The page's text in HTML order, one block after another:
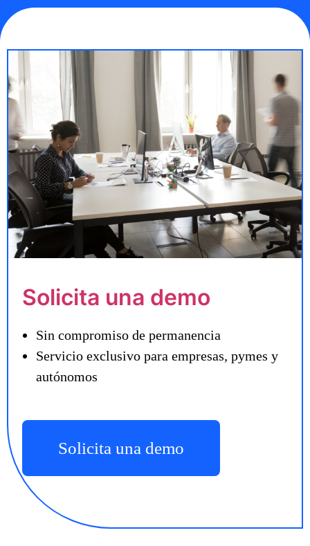
Solicita una demo
Sin compromiso de permanencia
Servicio exclusivo para empresas, pymes y
autónomos
Solicita una demo